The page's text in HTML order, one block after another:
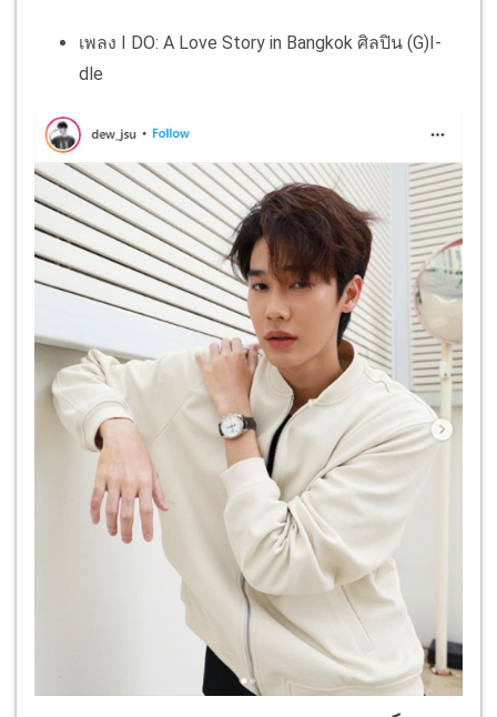
เพลง I DO: A Love Story in Bangkok ศิลปิน (G)I-
dle